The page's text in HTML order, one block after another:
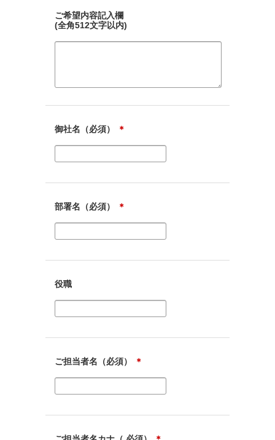
ご希望内容記入欄
(全角512文字以内)
御社名（必須） ＊
部署名（必須） ＊
役職
ご担当者名（必須） ＊